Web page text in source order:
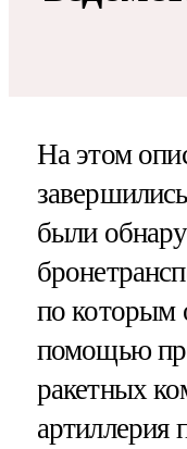
На этом
были
по которым
помощью
ракетных
артиллерия